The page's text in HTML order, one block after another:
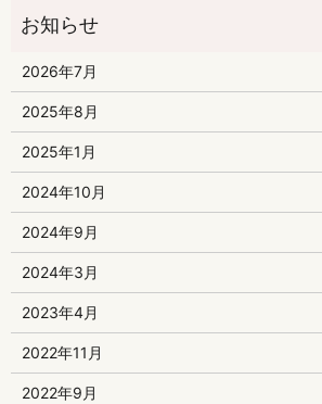
2026年7月
2025年8月
2025年1月
2024年10月
2024年9月
2024年3月
2023年4月
2022年11月
2022年9月